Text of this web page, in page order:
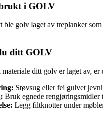
i GOLV
ble golv laget av treplanker
ditt GOLV
ditt golv er laget av,
Støvsug eller fei gulvet
Bruk egnede
Legg filtknotter under